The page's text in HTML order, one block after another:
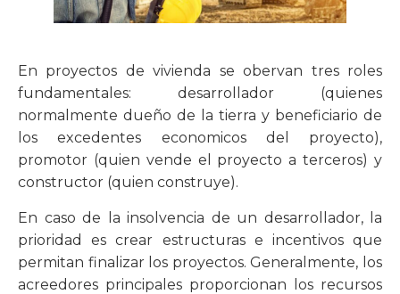
En proyectos de vivienda se obervan tres roles
fundamentales: desarrollador (quienes
normalmente dueño de la tierra y beneficiario de
los excedentes economicos del proyecto),
promotor (quien vende el proyecto a terceros) y
constructor (quien construye).
En caso de la insolvencia de un desarrollador, la
prioridad es crear estructuras e incentivos que
permitan finalizar los proyectos. Generalmente, los
acreedores principales proporcionan los recursos